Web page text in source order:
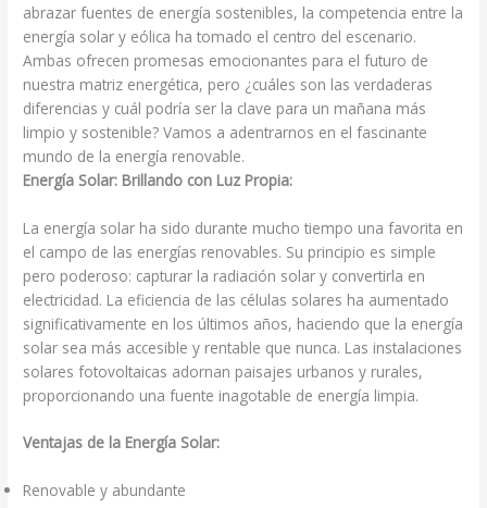
abrazar fuentes de energía sostenibles, la competencia entre la
energía solar y eólica ha tomado el centro del escenario.
Ambas ofrecen promesas emocionantes para el futuro de
nuestra matriz energética, pero ¿cuáles son las verdaderas
diferencias y cuál podría ser la clave para un mañana más
limpio y sostenible? Vamos a adentrarnos en el fascinante
mundo de la energía renovable.
Energía Solar: Brillando con Luz Propia:
La energía solar ha sido durante mucho tiempo una favorita en
el campo de las energías renovables. Su principio es simple
pero poderoso: capturar la radiación solar y convertirla en
electricidad. La eficiencia de las células solares ha aumentado
significativamente en los últimos años, haciendo que la energía
solar sea más accesible y rentable que nunca. Las instalaciones
solares fotovoltaicas adornan paisajes urbanos y rurales,
proporcionando una fuente inagotable de energía limpia.
Ventajas de la Energía Solar:
Renovable y abundante